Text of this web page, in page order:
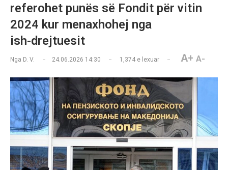
referohet punës së Fondit për vitin
2024 kur menaxhohej nga
ish‑drejtuesit
Nga D. V. 24.06.2026 14:30 1,374 e lexuar A+ A-